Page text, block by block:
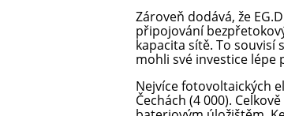
Zároveň dodává, že
připojování
kapacita sítě. To souvisí
mohli své investice lépe
Nejvíce fotovoltaických
Čechách (4 000).